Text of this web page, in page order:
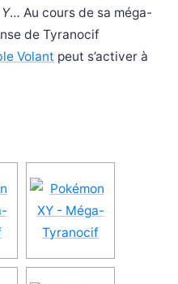
… Au cours de sa méga-
de Tyranocif
Volant peut s’activer à